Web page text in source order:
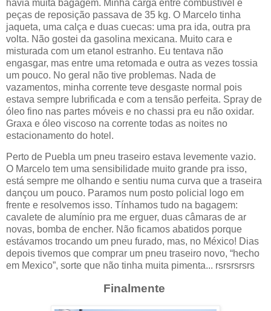
havia muita bagagem. Minha carga entre combustível e
peças de reposição passava de 35 kg. O Marcelo tinha
jaqueta, uma calça e duas cuecas: uma pra ida, outra pra
volta. Não gostei da gasolina mexicana. Muito cara e
misturada com um etanol estranho. Eu tentava não
engasgar, mas entre uma retomada e outra as vezes tossia
um pouco. No geral não tive problemas. Nada de
vazamentos, minha corrente teve desgaste normal pois
estava sempre lubrificada e com a tensão perfeita. Spray de
óleo fino nas partes móveis e no chassi pra eu não oxidar.
Graxa e óleo viscoso na corrente todas as noites no
estacionamento do hotel.
Perto de Puebla um pneu traseiro estava levemente vazio.
O Marcelo tem uma sensibilidade muito grande pra isso,
está sempre me olhando e sentiu numa curva que a traseira
dançou um pouco. Paramos num posto policial logo em
frente e resolvemos isso. Tínhamos tudo na bagagem:
cavalete de alumínio pra me erguer, duas câmaras de ar
novas, bomba de encher. Não ficamos abatidos porque
estávamos trocando um pneu furado, mas, no México! Dias
depois tivemos que comprar um pneu traseiro novo, “hecho
em Mexico”, sorte que não tinha muita pimenta... rsrsrsrsrs
Finalmente